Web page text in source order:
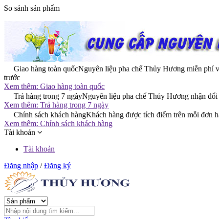
So sánh sản phẩm
Giao hàng toàn quốcNguyên liệu pha chế Thủy Hương miễn phí
trước
Xem thêm: Giao hàng toàn quốc
Trả hàng trong 7 ngàyNguyên liệu pha chế Thủy Hương nhận
Xem thêm: Trả hàng trong 7 ngày
Chính sách khách hàngKhách hàng được tích điểm trên mỗi đơn
Xem thêm: Chính sách khách hàng
Tài khoản
Tài khoản
Đăng nhập /Đăng ký